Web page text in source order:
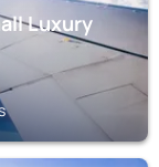
Luxury